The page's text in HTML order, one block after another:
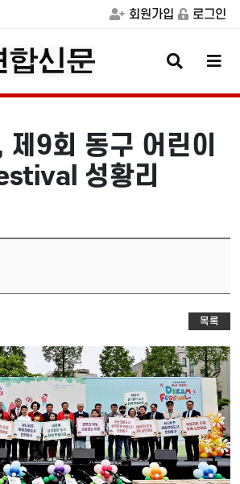
회원가입 로그인
검
색
버
메
버
9회 동구 어린이
성황리
목록